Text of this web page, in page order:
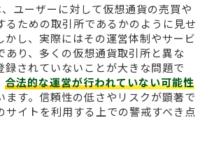
ユーザーに対して仮想通貨の売買や
るための取引所であるかのように見せ
かし、実際にはその運営体制やサービ
あり、多くの仮想通貨取引所と異な
録されていないことが大きな問題で
合法的な運営が行われていない可能性
ます。信頼性の低さやリスクが顕著で
サイトを利用する上での警戒すべき点